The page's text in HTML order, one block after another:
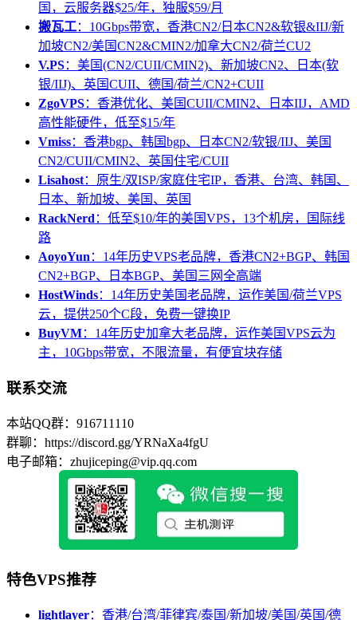
国，云服务器$25/年，独服$59/月
搬瓦工：10Gbps带宽，香港CN2/日本CN2&软银&IIJ/新
加坡CN2/美国CN2&CMIN2/加拿大CN2/荷兰CU2
V.PS：美国(CN2/CUII/CMIN2)、新加坡CN2、日本(软
银/IIJ)、英国CUII、德国/荷兰/CN2+CUII
ZgoVPS：香港优化、美国CUII/CMIN2、日本IIJ，AMD
高性能硬件，低至$15/年
Vmiss：香港bgp、韩国bgp、日本CN2/软银/IIJ、美国
CN2/CUII/CMIN2、英国住宅/CUII
Lisahost：原生/双ISP/家庭住宅IP，香港、台湾、韩国、
日本、新加坡、美国、英国
RackNerd ：低至$10/年的美国VPS，13个机房，国际线
路
AoyoYun ：14年历史VPS老品牌，香港CN2+BGP、韩国
CN2+BGP、日本BGP、美国三网全高端
HostWinds：14年历史美国老品牌，运作美国/荷兰VPS
云，提供250个C段，免费一键换IP
BuyVM：14年历史加拿大老品牌，运作美国VPS云为
主，10Gbps带宽，不限流量，有便宜块存储
联系交流
本站QQ群：916711110
群聊：https://discord.gg/YRNaXa4fgU
电子邮箱：zhujiceping@vip.qq.com
特色VPS推荐
lightlayer：香港/台湾/菲律宾/泰国/新加坡/美国/英国/德